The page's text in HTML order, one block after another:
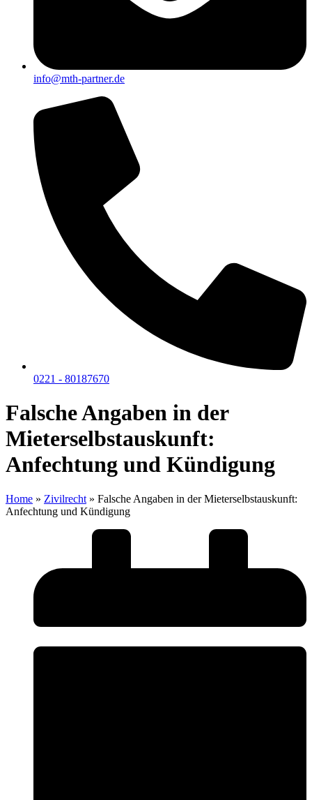
info@mth-partner.de
0221 - 80187670
Falsche Angaben in der
Mieterselbstauskunft:
Anfechtung und Kündigung
Home » Zivilrecht » Falsche Angaben in der Mieterselbstauskunft:
Anfechtung und Kündigung